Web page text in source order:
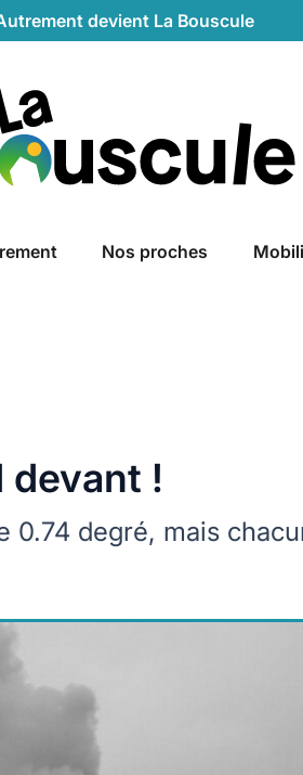
devient La Bouscule
Nos proches
devant !
0.74 degré, mais